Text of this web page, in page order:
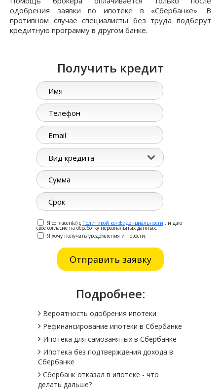
одобрения заявки по ипотеке в «Сбербанке». В
противном случае специалисты без труда подберут
кредитную программу в другом банке.
Получить кредит
Вид кредита
Я согласен(а) с Политикой конфиденциальности , и даю
свое согласие на обработку персональных данных.
Я хочу получать уведомления и новости.
Подробнее:
Вероятность одобрения ипотеки
Рефинансирование ипотеки в Сбербанке
Ипотека для самозанятых в Сбербанке
Ипотека без подтверждения дохода в
Сбербанке
Сбербанк отказал в ипотеке - что
делать дальше?